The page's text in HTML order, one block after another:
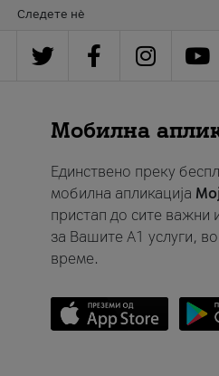
Следете нè
Мобилна
Единствено преку
мобилна апликација
пристап до сите важни
за Вашите A1 услуги,
време.